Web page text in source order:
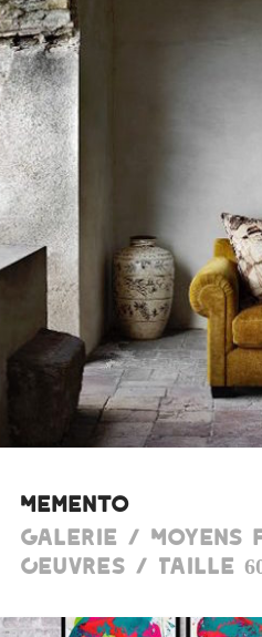
Memento
Galerie / Moyens
Oeuvres / Taille